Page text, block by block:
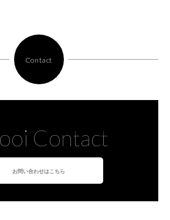
Contact
Contact
お問い合わせはこちら